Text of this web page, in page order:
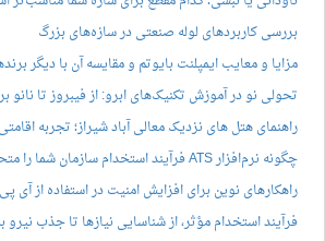
بررسی کاربردهای لوله صنعتی در سازه‌های بزرگ
مزایا و معایب ایمپلنت بایوتم و مقایسه آن با دیگر
تحولی نو در آموزش تکنیک‌های ابرو: از فیبروز تا نانو
راهنمای هتل های نزدیک معالی آباد شیراز؛ تجربه
چگونه نرم‌افزار ATS فرآیند استخدام سازمان شما را متحول می‌کند؟
راهکارهای نوین برای افزایش امنیت در استفاده از آی
فرآیند استخدام مؤثر، از شناسایی نیازها تا جذب